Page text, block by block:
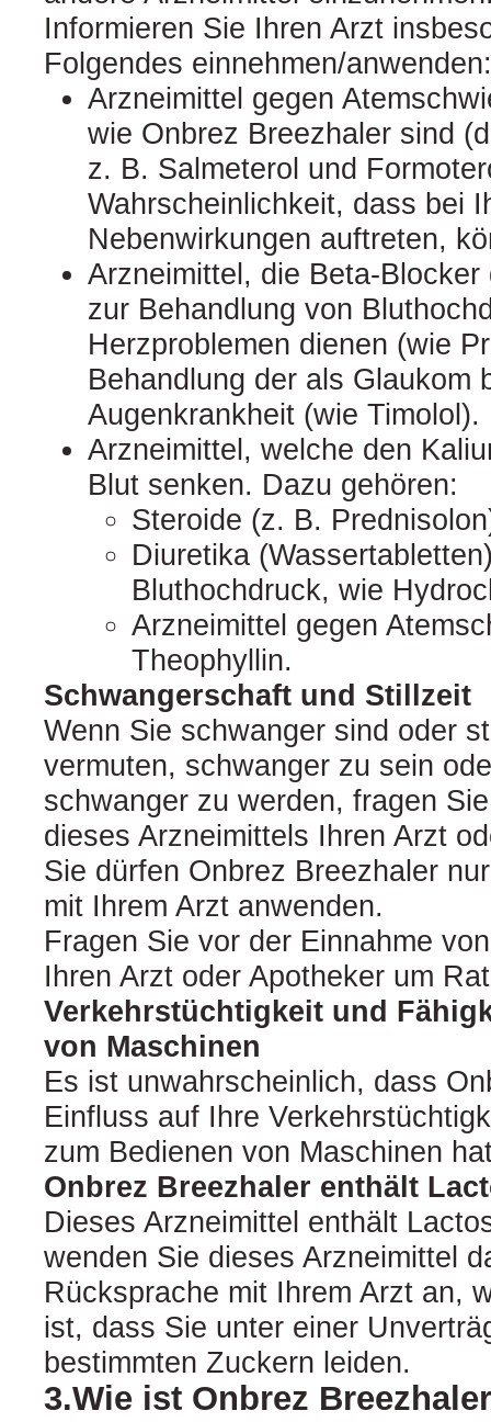
Informieren Sie Ihren Arzt
Folgendes einnehmen/anwenden:
Arzneimittel gegen
wie Onbrez Breezhaler sind
z. B. Salmeterol und
Wahrscheinlichkeit, dass bei
Nebenwirkungen auftreten,
Arzneimittel, die Beta-
zur Behandlung von
Herzproblemen dienen (wie
Behandlung der als Glaukom
Augenkrankheit (wie Timolol).
Arzneimittel, welche den
Blut senken. Dazu gehören:
Steroide (z. B.
Diuretika
Bluthochdruck, wie
Arzneimittel gegen
Theophyllin.
Schwangerschaft und Stillzeit
Wenn Sie schwanger sind oder
vermuten, schwanger zu sein
schwanger zu werden, fragen
dieses Arzneimittels Ihren Arzt
Sie dürfen Onbrez Breezhaler
mit Ihrem Arzt anwenden.
Fragen Sie vor der Einnahme
Ihren Arzt oder Apotheker um
Verkehrstüchtigkeit und
von Maschinen
Es ist unwahrscheinlich, dass
Einfluss auf Ihre
zum Bedienen von Maschinen
Onbrez Breezhaler enthält
Dieses Arzneimittel enthält
wenden Sie dieses Arzneimittel
Rücksprache mit Ihrem Arzt an,
ist, dass Sie unter einer
bestimmten Zuckern leiden.
3.Wie ist Onbrez